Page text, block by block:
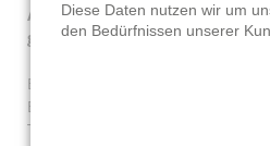
Ansprechpartner für den
genannten URL
Eckhard Kummrow (Fachstelle
E-Mail:
Tel: +49 (0) 611 9495-1873
Diese Daten nutzen wir um
den Bedürfnissen unserer